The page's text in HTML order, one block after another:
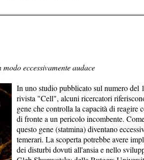
eccessivamente audace
In uno studio pubblicato sul numero del
rivista "Cell", alcuni ricercatori
gene che controlla la capacità di reagire
di fronte a un pericolo incombente.
questo gene (statmina) diventano
temerari. La scoperta potrebbe avere
dei disturbi dovuti all'ansia e nello